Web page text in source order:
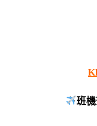
班